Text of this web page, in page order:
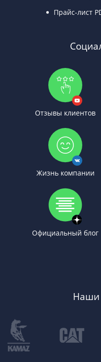
Прайс-лист
Отзывы клиентов
Жизнь компании
Официальный блог
Наши